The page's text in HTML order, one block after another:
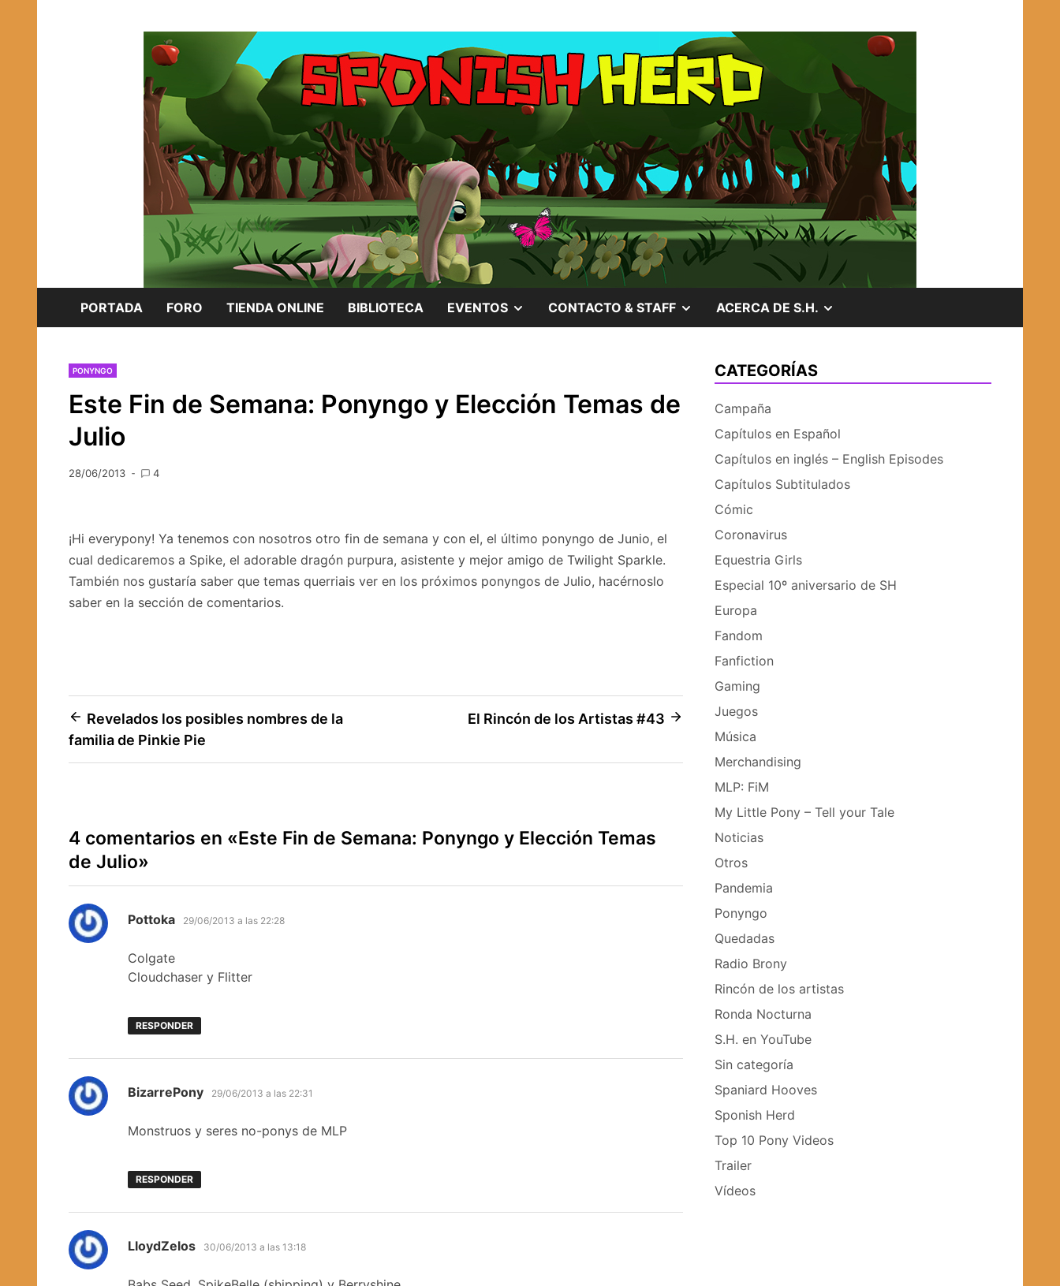
SPONISH HERD
PORTADA FORO TIENDA ONLINE BIBLIOTECA EVENTOS MOSTRAR
CONTACTO & STAFF MOSTRAR
SUBMENÚ
ACERCA DE S.H.
SUBMENÚ
PONYNGO
Este Fin de Semana: Ponyngo y Elección Temas de
Julio
28/06/2013 4
¡Hi everypony! Ya tenemos con nosotros otro fin de semana y con el, el último ponyngo de Junio, el
cual dedicaremos a Spike, el adorable dragón purpura, asistente y mejor amigo de Twilight Sparkle.
También nos gustaría saber que temas querriais ver en los próximos ponyngos de Julio, hacérnoslo
saber en la sección de comentarios.
Navegación
de
Revelados los posibles nombres de la
familia de Pinkie Pie
El Rincón de los Artistas #43
4 comentarios en «Este Fin de Semana: Ponyngo y Elección Temas
de Julio»
Pottoka dice:
29/06/2013 a las 22:28
Colgate
Cloudchaser y Flitter
RESPONDER
BizarrePony dice:
29/06/2013 a las 22:31
Monstruos y seres no-ponys de MLP
RESPONDER
LloydZelos dice:
30/06/2013 a las 13:18
CATEGORÍAS
Campaña
Capítulos en Español
Capítulos en inglés – English Episodes
Capítulos Subtitulados
Cómic
Coronavirus
Equestria Girls
Especial 10º aniversario de SH
Europa
Fandom
Fanfiction
Gaming
Juegos
Música
Merchandising
MLP: FiM
My Little Pony – Tell your Tale
Noticias
Otros
Pandemia
Ponyngo
Quedadas
Radio Brony
Rincón de los artistas
Ronda Nocturna
S.H. en YouTube
Sin categoría
Spaniard Hooves
Sponish Herd
Top 10 Pony Videos
Trailer
Vídeos